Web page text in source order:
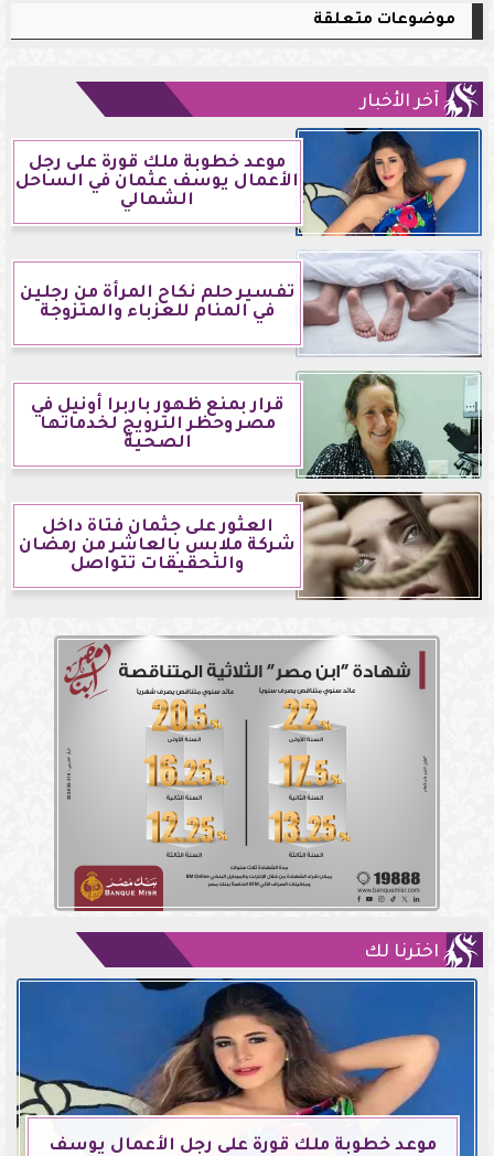
موضوعات متعلقة
آخر الأخبار
موعد خطوبة ملك قورة على رجل
الأعمال يوسف عثمان في الساحل
الشمالي
تفسير حلم نكاح المرأة من رجلين
في المنام للعزباء والمتزوجة
قرار بمنع ظهور باربرا أونيل في
مصر وحظر الترويج لخدماتها
الصحية
العثور على جثمان فتاة داخل
شركة ملابس بالعاشر من رمضان
والتحقيقات تتواصل
اخترنا لك
موعد خطوبة ملك قورة على رجل الأعمال يوسف